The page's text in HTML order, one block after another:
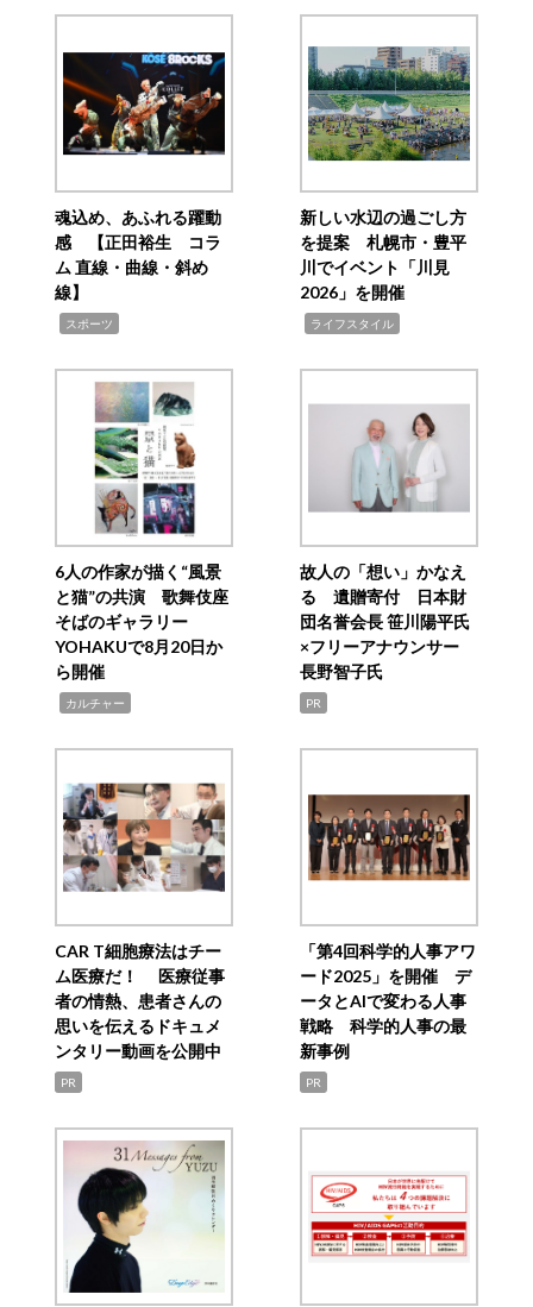
魂込め、あふれる躍動
感 【正田裕生 コラ
ム 直線・曲線・斜め
線】
スポーツ
新しい水辺の過ごし方
を提案 札幌市・豊平
川でイベント「川見
2026」を開催
ライフスタイル
6人の作家が描く“風景
と猫”の共演 歌舞伎座
そばのギャラリー
YOHAKUで8月20日か
ら開催
カルチャー
故人の「想い」かなえ
る 遺贈寄付 日本財
団名誉会長 笹川陽平氏
×フリーアナウンサー
長野智子氏
PR
CAR T細胞療法はチー
ム医療だ！ 医療従事
者の情熱、患者さんの
思いを伝えるドキュメ
ンタリー動画を公開中
PR
「第4回科学的人事アワ
ード2025」を開催 デ
ータとAIで変わる人事
戦略 科学的人事の最
新事例
PR